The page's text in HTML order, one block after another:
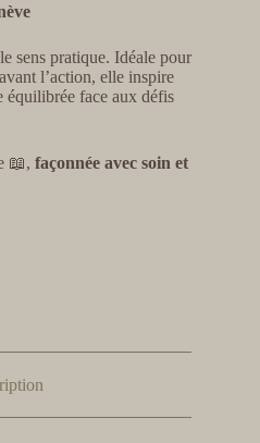
sens pratique. Idéale pour
l’action, elle inspire
équilibrée face aux défis
📖, façonnée avec soin et